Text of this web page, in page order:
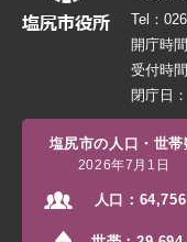
Tel：
開庁時
受付時
閉庁日
塩尻市の人口・世帯
2026年7月1日
人口： 64,756